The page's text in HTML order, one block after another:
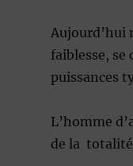
Aujourd’hui
faiblesse, se
puissances
L’homme
de la